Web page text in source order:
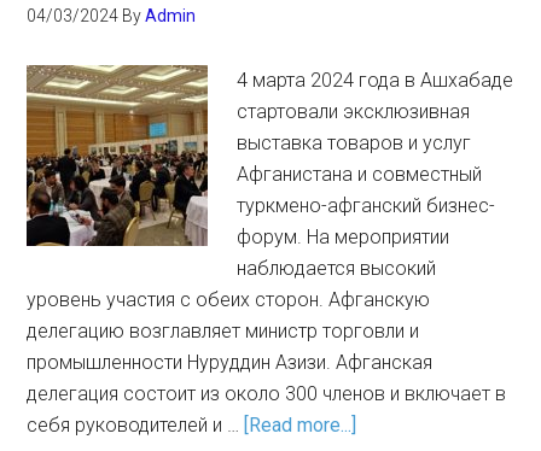
04/03/2024 ByAdmin
4 марта 2024 года в Ашхабаде
стартовали эксклюзивная
выставка товаров и услуг
Афганистана и совместный
туркмено-афганский бизнес-
форум. На мероприятии
наблюдается высокий
уровень участия с обеих сторон. Афганскую
делегацию возглавляет министр торговли и
промышленности Нуруддин Азизи. Афганская
делегация состоит из около 300 членов и включает в
себя руководителей и … [Read more...]